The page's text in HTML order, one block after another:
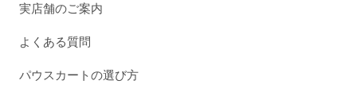
実店舗のご案内
よくある質問
パウスカートの選び方